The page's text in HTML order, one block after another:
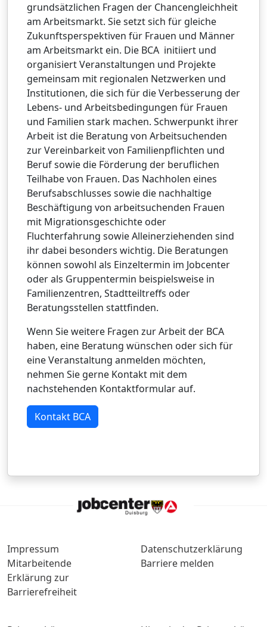
grundsätzlichen Fragen der Chancengleichheit
am Arbeitsmarkt. Sie setzt sich für gleiche
Zukunftsperspektiven für Frauen und Männer
am Arbeitsmarkt ein. Die BCA initiiert und
organisiert Veranstaltungen und Projekte
gemeinsam mit regionalen Netzwerken und
Institutionen, die sich für die Verbesserung der
Lebens- und Arbeitsbedingungen für Frauen
und Familien stark machen. Schwerpunkt ihrer
Arbeit ist die Beratung von Arbeitsuchenden
zur Vereinbarkeit von Familienpflichten und
Beruf sowie die Förderung der beruflichen
Teilhabe von Frauen. Das Nachholen eines
Berufsabschlusses sowie die nachhaltige
Beschäftigung von arbeitsuchenden Frauen
mit Migrationsgeschichte oder
Fluchterfahrung sowie Alleinerziehenden sind
ihr dabei besonders wichtig. Die Beratungen
können sowohl als Einzeltermin im Jobcenter
oder als Gruppentermin beispielsweise in
Familienzentren, Stadtteiltreffs oder
Beratungsstellen stattfinden.
Wenn Sie weitere Fragen zur Arbeit der BCA
haben, eine Beratung wünschen oder sich für
eine Veranstaltung anmelden möchten,
nehmen Sie gerne Kontakt mit dem
nachstehenden Kontaktformular auf.
Kontakt BCA
Impressum
Datenschutzerklärung
Mitarbeitende
Barriere melden
Erklärung zur
Barrierefreiheit